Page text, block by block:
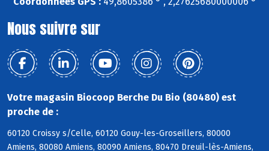
Nous suivre sur
Votre magasin Biocoop Berche Du Bio (80480) est
proche de :
60120 Croissy s/Celle, 60120 Gouy-les-Groseillers, 80000
Amiens, 80080 Amiens, 80090 Amiens, 80470 Dreuil-lès-Amiens,